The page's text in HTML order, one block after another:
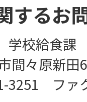
するお
校給食課
間々原新田
3251 ファ